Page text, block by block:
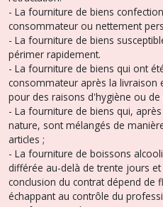
- La fourniture de biens
consommateur ou nettement
- La fourniture de biens
périmer rapidement.
- La fourniture de biens qui ont
consommateur après la livraison
pour des raisons d'hygiène ou
- La fourniture de biens qui,
nature, sont mélangés de
articles ;
- La fourniture de boissons
différée au-delà de trente jours
conclusion du contrat dépend de
échappant au contrôle du